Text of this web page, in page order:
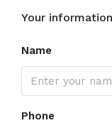
Your information
Name
Phone